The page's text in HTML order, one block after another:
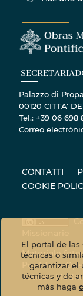
Palazzo di
00120 CITTA'
Tel.: +39 06 698
Correo
CONTATTI
COOKIE
Materiale
Pontificie
Vatican
El portal de las
técnicas o
garantizar el
técnicas y de
más haga